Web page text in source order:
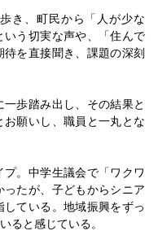
新潟県支部・若山良夫
／長く使っていく建
対応を／都市再生機
き、町民から「人が少な
う切実な声や、「住んで
を直接聞き、課題の深刻
歩踏み出し、その結果と
お願いし、職員と一丸とな
。中学生議会で「ワクワ
たが、子どもからシニア
ている。地域振興をずっ
ると感じている。